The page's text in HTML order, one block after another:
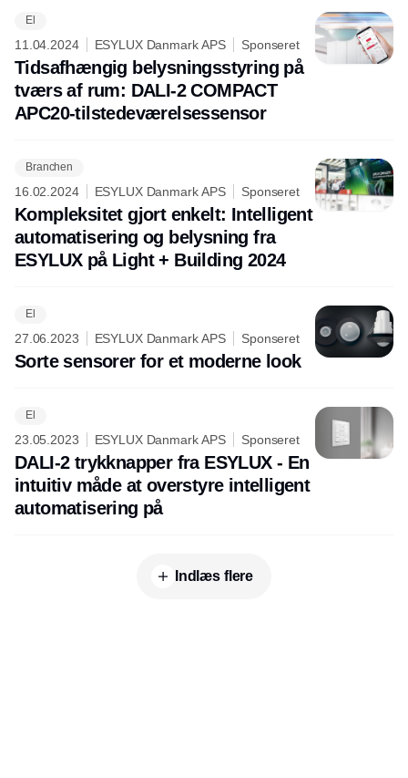
EXPRESS-serien
El
11.04.2024 ESYLUX Danmark APS Sponseret
Tidsafhængig belysningsstyring på
tværs af rum: DALI-2 COMPACT
APC20-tilstedeværelsessensor
Branchen
16.02.2024 ESYLUX Danmark APS Sponseret
Kompleksitet gjort enkelt: Intelligent
automatisering og belysning fra
ESYLUX på Light + Building 2024
El
27.06.2023 ESYLUX Danmark APS Sponseret
Sorte sensorer for et moderne look
El
23.05.2023 ESYLUX Danmark APS Sponseret
DALI-2 trykknapper fra ESYLUX - En
intuitiv måde at overstyre intelligent
automatisering på
Indlæs flere